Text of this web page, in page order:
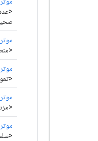
موتر
موتر
موتر
موتر